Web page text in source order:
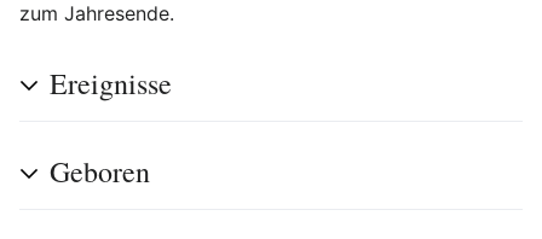
zum Jahresende.
Ereignisse
Geboren